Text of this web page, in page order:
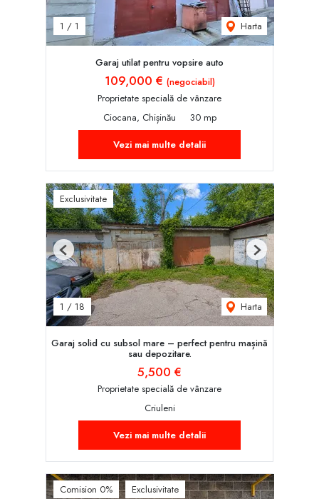
1 / 1 Harta
Garaj utilat pentru vopsire auto
109,000 € (negociabil)
Proprietate specială de vânzare
Ciocana, Chișinău
30 mp
Vezi mai multe detalii
Exclusivitate
1 / 18 Harta
Previous Next
Garaj solid cu subsol mare – perfect pentru mașină
sau depozitare.
5,500 €
Proprietate specială de vânzare
Criuleni
Vezi mai multe detalii
Comision 0% Exclusivitate